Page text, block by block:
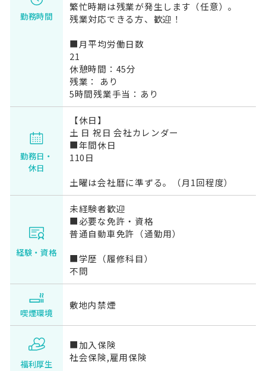
勤務時間
繁忙時期は残業が発生します（任意）。
残業対応できる方、歓迎！
■月平均労働日数
21
休憩時間：45分
残業： あり
5時間残業手当：あり
勤務日・
休日
【休日】
土 日 祝日 会社カレンダー
■年間休日
110日
土曜は会社暦に準ずる。（月1回程度）
経験・資格
未経験者歓迎
■必要な免許・資格
普通自動車免許（通勤用）
■学歴（履修科目）
不問
喫煙環境
敷地内禁煙
福利厚生
■加入保険
社会保険,雇用保険